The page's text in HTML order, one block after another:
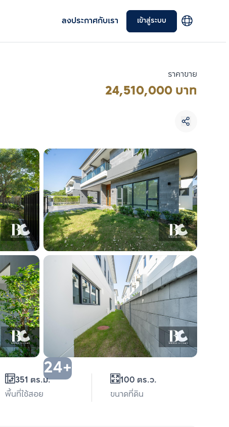
ลงประกาศกับเรา เข้าสู่ระบบ
ราคาขาย
24,510,000 บาท
24+
351 ตร.ม.
พื้นที่ใช้สอย
100 ตร.ว.
ขนาดที่ดิน
เลือกยูนิตเพื่อเปรียบเทียบ
เลือกได้สูงสุด 3 รายการ
เปรียบเทียบ
ลบทั้งหมด